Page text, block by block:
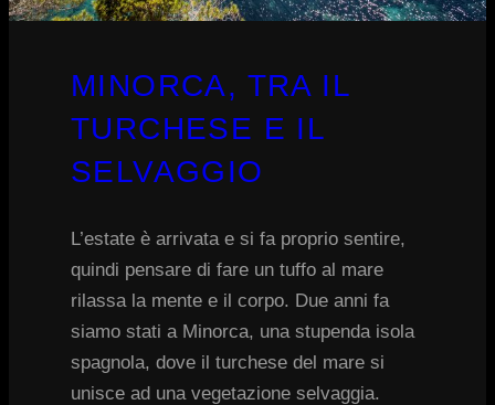
MINORCA, TRA IL
TURCHESE E IL
SELVAGGIO
L’estate è arrivata e si fa proprio sentire,
quindi pensare di fare un tuffo al mare
rilassa la mente e il corpo. Due anni fa
siamo stati a Minorca, una stupenda isola
spagnola, dove il turchese del mare si
unisce ad una vegetazione selvaggia.